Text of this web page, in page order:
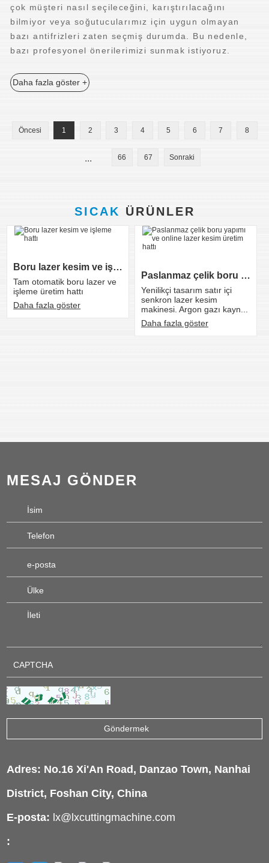
çok müşteri nasıl seçileceğini, karıştırılacağını
bilmiyor veya soğutucularımız için uygun olmayan
bazı antifrizleri zaten seçmiş durumda. Bu nedenle,
bazı profesyonel önerilerimizi sunmak istiyoruz.
Daha fazla göster +
Öncesi 1 2 3 4 5 6 7 8
... 66 67 Sonraki
SICAK ÜRÜNLER
Boru lazer kesim ve işleme hattı
Tam otomatik boru lazer ve
işleme üretim hattı
Daha fazla göster
Paslanmaz çelik boru yapımı ve online lazer kesim üreti...
Yenilikçi tasarım satır içi
senkron lazer kesim
makinesi. Argon gazı kayn...
Daha fazla göster
MESAJ GÖNDER
Adres: No.16 Xi'An Road, Danzao Town, Nanhai
District, Foshan City, China
E-posta: lx@lxcuttingmachine.com
: